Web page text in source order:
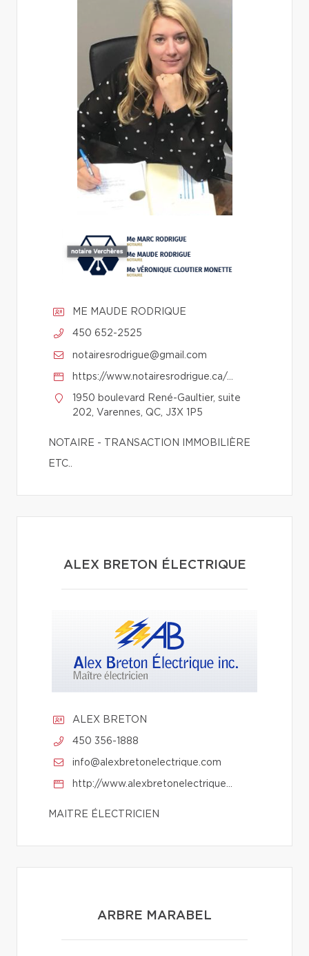
ME MAUDE RODRIQUE
450 652-2525
notairesrodrigue@gmail.com
1950 boulevard René-Gaultier, suite
202, Varennes, QC, J3X 1P5
NOTAIRE - TRANSACTION IMMOBILIÈRE
ETC..
ALEX BRETON ÉLECTRIQUE
ALEX BRETON
450 356-1888
info@alexbretonelectrique.com
http://www.alexbretonelectrique.com/
MAITRE ÉLECTRICIEN
ARBRE MARABEL